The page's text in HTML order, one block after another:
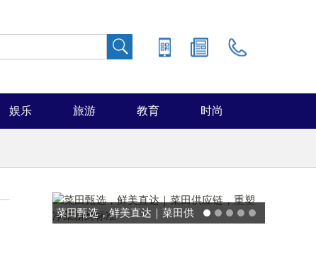
娱乐 旅游 教育 时尚
菜田甄选，鲜美直达｜菜田供